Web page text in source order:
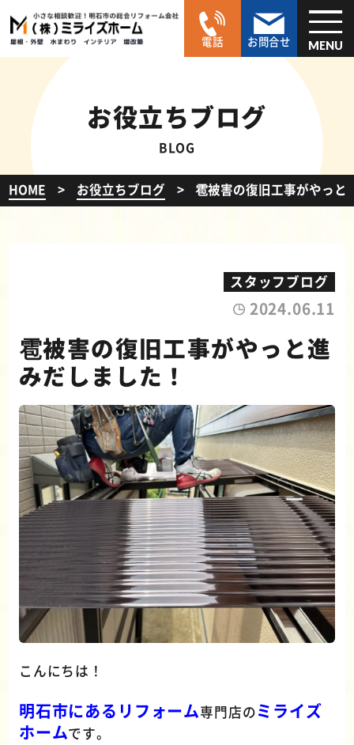
電話 お問合せ MENU
お役立ちブログ
BLOG
HOME お役立ちブログ 雹被害の復旧工事がやっと
スタッフブログ
2024.06.11
雹被害の復旧工事がやっと進
みだしました！
こんにちは！
明石市にあるリフォーム専門店のミライズ
ホームです。